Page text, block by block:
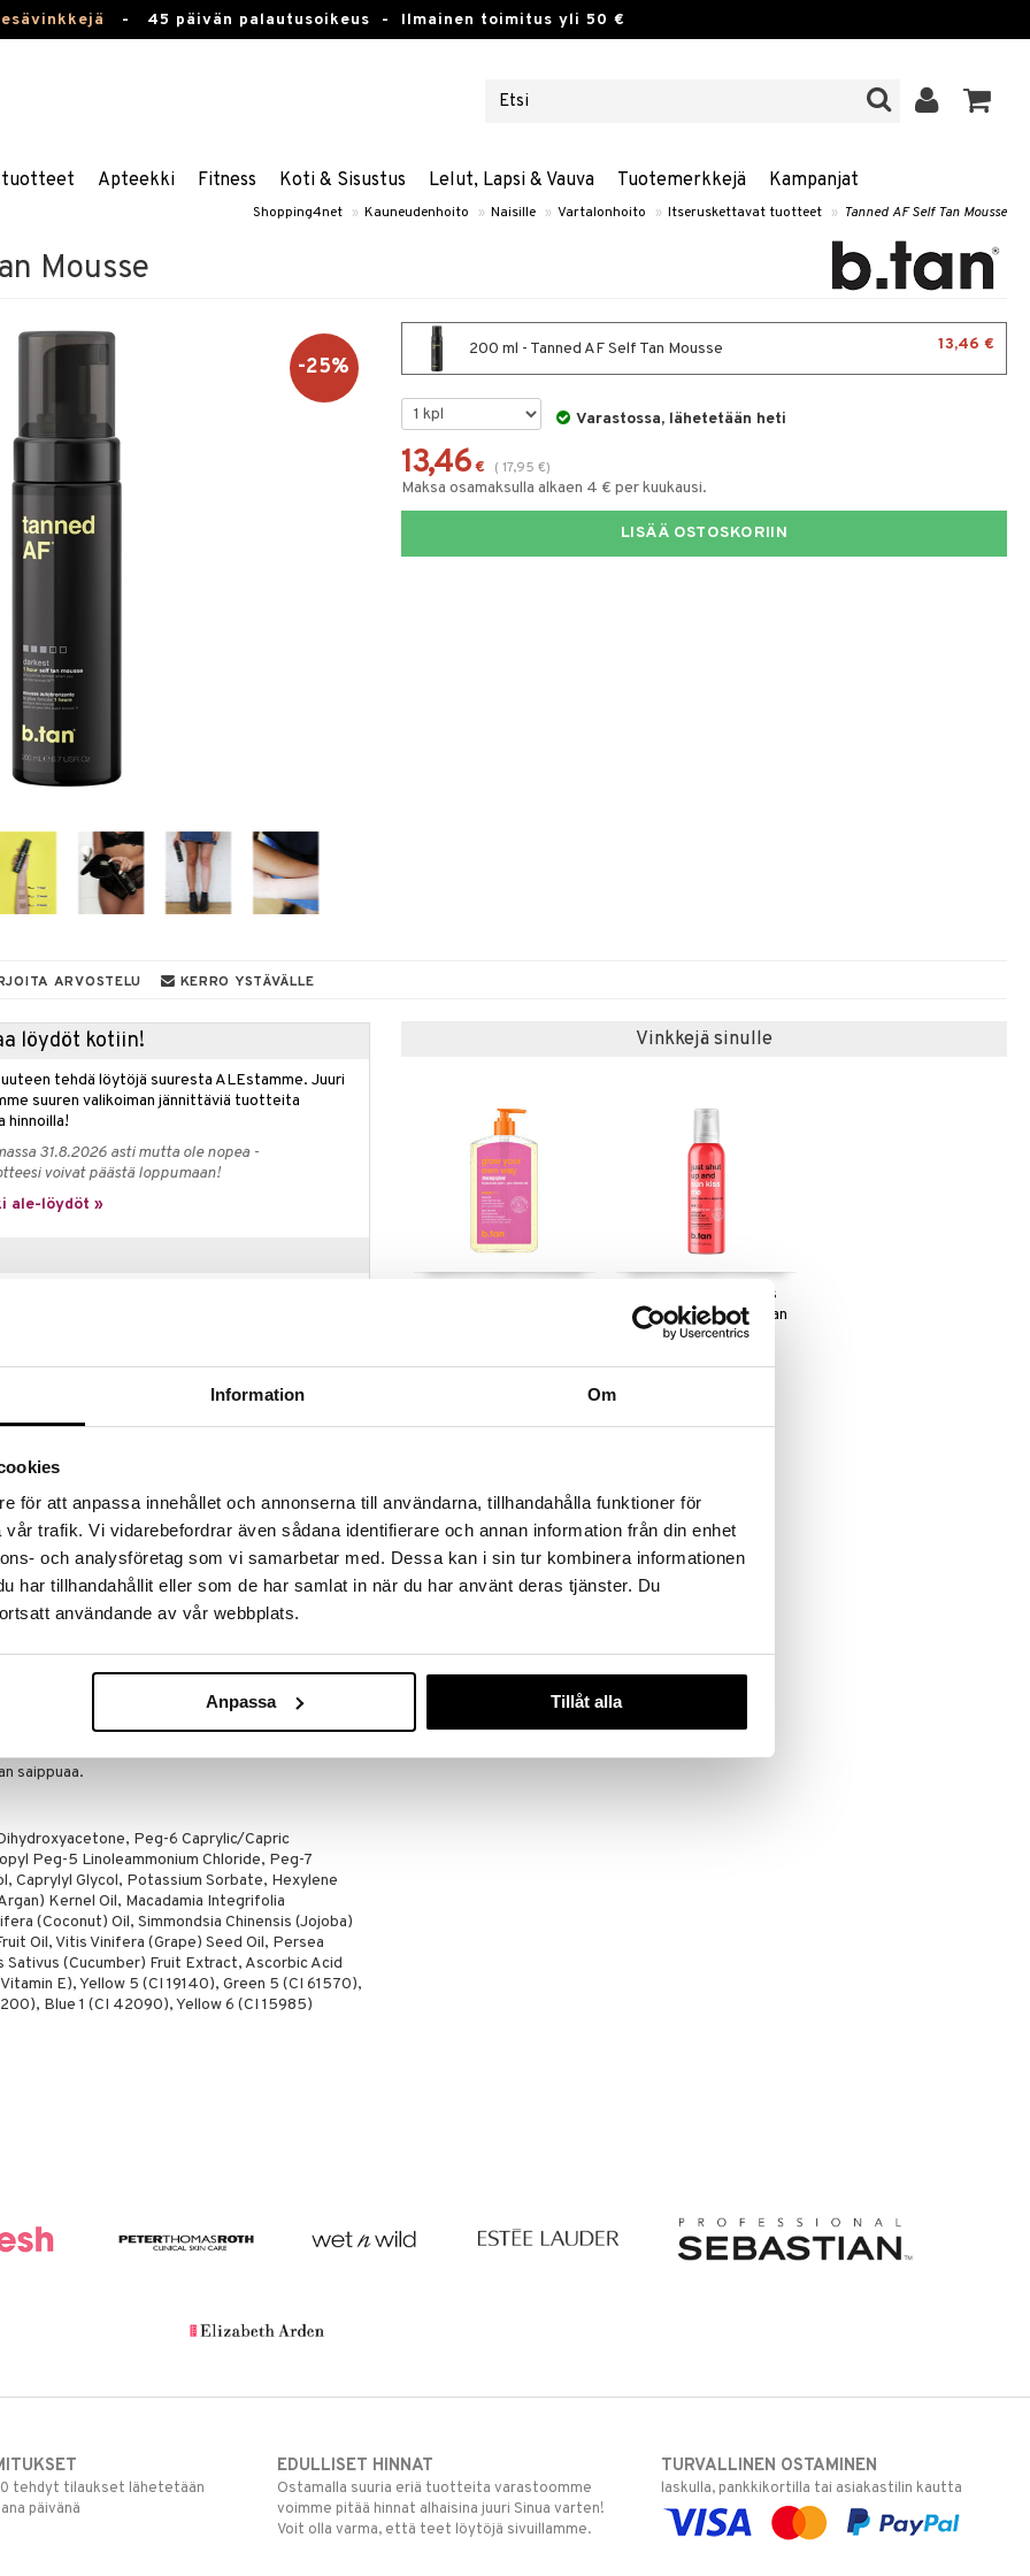
Information Om
för att anpassa innehållet och annonserna till användarna, tillhandahålla funktioner för
trafik. Vi vidarebefordrar även sådana identifierare och annan information från din enhet
och analysföretag som vi samarbetar med. Dessa kan i sin tur kombinera informationen
har tillhandahållit eller som de har samlat in när du har använt deras tjänster. Du
användande av vår webbplats.
Anpassa Tillåt alla
- 45 päivän palautusoikeus - Ilmainen toimitus yli 50 €
Apteekki Fitness Koti & Sisustus Lelut, Lapsi & Vauva Tuotemerkkejä Kampanjat
Shopping4net » Kauneudenhoito » Naisille » Vartalonhoito » Itseruskettavat tuotteet » Tanned AF Self Tan Mousse
Mousse
-25%
200 ml - Tanned AF Self Tan Mousse 13,46 €
Varastossa, lähetetään heti
13,46 € ( 17,95 €)
Maksa osamaksulla alkaen 4 € per kuukausi.
LISÄÄ OSTOSKORIIN
ARVOSTELU KERRO YSTÄVÄLLE
löydöt kotiin!
tehdä löytöjä suuresta ALEstamme. Juuri
suuren valikoiman jännittäviä tuotteita
hinnoilla!
31.8.2026 asti mutta ole nopea -
voivat päästä loppumaan!
ale-löydöt »
ja täynnä hyviä ainesosia. Saat luonnollisen,
kauniilla hehkulla – täysin ilman
tai niin kauan kuin tuotteita riittää.
vaahto. Se antaa erittäin tumman
tyypillistä itseruskettavien tuotteiden hajua. Vaahto
ilman tyypillistä itseruskettavien
tunnissa. - Anna vaikuttaa jopa 8 tuntia vielä
- 100% vegaaninen. - Ei sisällä
iholle hansikkaalla pyörein liikkein.
ranteisiin, käsiin, polviin ja jalkoihin.
saippuaa.
Peg-6 Caprylic/Capric
Peg-5 Linoleammonium Chloride, Peg-7
Caprylyl Glycol, Potassium Sorbate, Hexylene
Kernel Oil, Macadamia Integrifolia
(Coconut) Oil, Simmondsia Chinensis (Jojoba)
Oil, Vitis Vinifera (Grape) Seed Oil, Persea
Sativus (Cucumber) Fruit Extract, Ascorbic Acid
E), Yellow 5 (CI 19140), Green 5 (CI 61570),
Blue 1 (CI 42090), Yellow 6 (CI 15985)
Vinkkejä sinulle
19,95 €
Just Shut Up & Sunkiss
Me Whipped Gradual Tan
B.TAN
4,95 €
tehdyt tilaukset lähetetään
päivänä
EDULLISET HINNAT
Ostamalla suuria eriä tuotteita varastoomme
voimme pitää hinnat alhaisina juuri Sinua varten!
Voit olla varma, että teet löytöjä sivuillamme.
TURVALLINEN OSTAMINEN
laskulla, pankkikortilla tai asiakastilin kautta